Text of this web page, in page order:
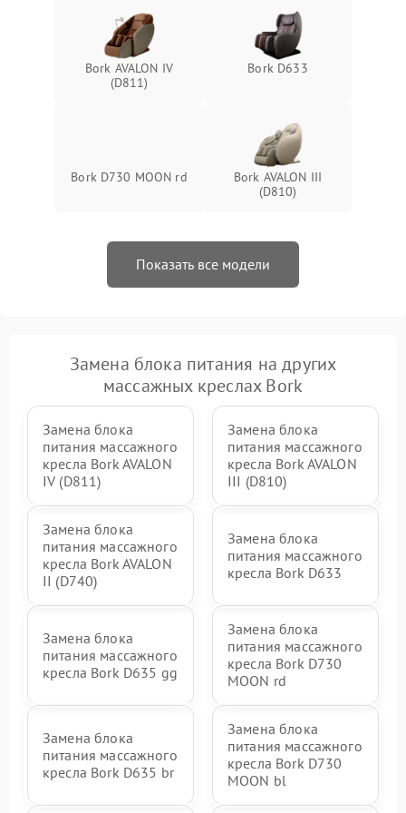
Bork AVALON IV
(D811)
Bork D633
Bork D730 MOON rd
Bork AVALON III
(D810)
Показать все модели
Замена блока питания на других
массажных креслах Bork
Замена блока
питания массажного
кресла Bork AVALON
IV (D811)
Замена блока
питания массажного
кресла Bork AVALON
III (D810)
Замена блока
питания массажного
кресла Bork AVALON
II (D740)
Замена блока
питания массажного
кресла Bork D633
Замена блока
питания массажного
кресла Bork D635 gg
Замена блока
питания массажного
кресла Bork D730
MOON rd
Замена блока
питания массажного
кресла Bork D635 br
Замена блока
питания массажного
кресла Bork D730
MOON bl